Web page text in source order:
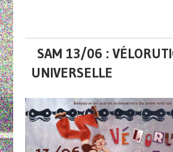
SAM 13/06 :
UNIVERSELLE